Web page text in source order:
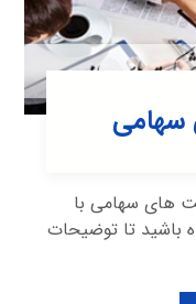
سهامی
های سهامی با
باشید تا توضیحات